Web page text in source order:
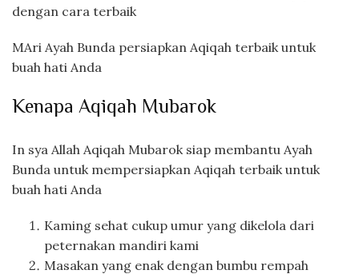
dengan cara terbaik
MAri Ayah Bunda persiapkan Aqiqah terbaik untuk
buah hati Anda
Kenapa Aqiqah Mubarok
In sya Allah Aqiqah Mubarok siap membantu Ayah
Bunda untuk mempersiapkan Aqiqah terbaik untuk
buah hati Anda
Kaming sehat cukup umur yang dikelola dari
peternakan mandiri kami
Masakan yang enak dengan bumbu rempah